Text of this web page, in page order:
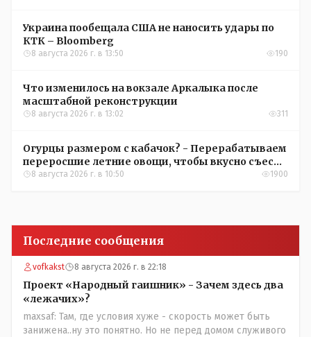
Украина пообещала США не наносить удары по
КТК – Bloomberg
8 августа 2026 г. в 13:50 190
Что изменилось на вокзале Аркалыка после
масштабной реконструкции
8 августа 2026 г. в 13:02 311
Огурцы размером с кабачок? - Перерабатываем
переросшие летние овощи, чтобы вкусно съесть
зимой
8 августа 2026 г. в 10:50 1900
Последние сообщения
vofkakst 8 августа 2026 г. в 22:18
Проект «Народный гаишник» - Зачем здесь два
«лежачих»?
maxsaf: Там, где условия хуже - скорость может быть
занижена..ну это понятно. Но не перед домом служивого